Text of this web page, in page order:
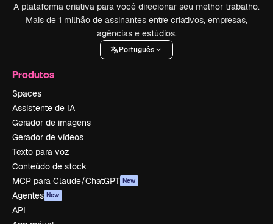
A plataforma criativa para você direcionar seu melhor trabalho.
Mais de 1 milhão de assinantes entre criativos, empresas,
agências e estúdios.
Português
Produtos
Spaces
Assistente de IA
Gerador de imagens
Gerador de vídeos
Texto para voz
Conteúdo de stock
MCP para Claude/ChatGPT New
Agentes New
API